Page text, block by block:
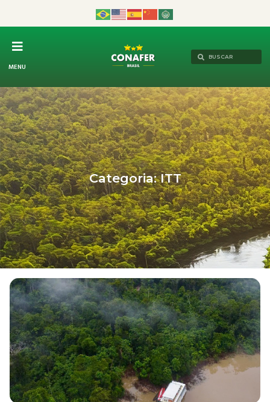
MENU
Categoria: ITT